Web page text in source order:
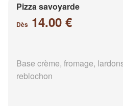
Pizza savoyarde
Dès 14.00 €
Base crème, fromage,
reblochon